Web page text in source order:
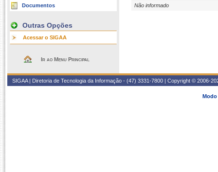
Documentos
Outras Opções
Acessar o SIGAA
Ir ao Menu Principal
Não informado
SIGAA | Diretoria de Tecnologia da Informação - (47) 3331-7800 | Copyright © 2006-
Modo